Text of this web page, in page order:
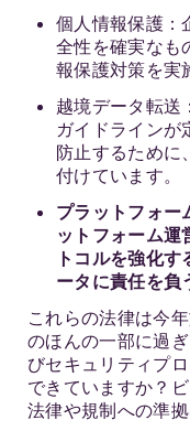
個人情報保護：
全性を確実なも
報保護対策を実
越境データ転送
ガイドラインが
防止するために
付けています。
プラットフォー
ットフォーム運
トコルを強化
ータに責任を負
これらの法律は今
のほんの一部に過
びセキュリティプ
できていますか？
法律や規制への準